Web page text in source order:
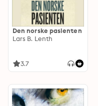
Den norske pasienten
Lars B. Lenth
3.7